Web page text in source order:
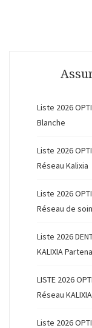
Liste 2026
Blanche
Liste 2026
Réseau Kalixia
Liste 2026
Réseau de
Liste 2026
KALIXIA
LISTE 2026
Réseau KALIXIA
Liste 2026